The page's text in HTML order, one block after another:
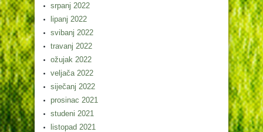
srpanj 2022
lipanj 2022
svibanj 2022
travanj 2022
ožujak 2022
veljača 2022
siječanj 2022
prosinac 2021
studeni 2021
listopad 2021